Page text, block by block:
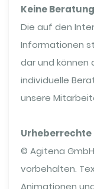
Keine Beratung
Die auf den
Informationen
dar und können
individuelle
unsere
Urheberrechte
© Agitena
vorbehalten.
Animationen